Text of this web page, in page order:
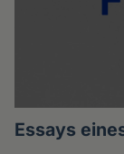
Essays